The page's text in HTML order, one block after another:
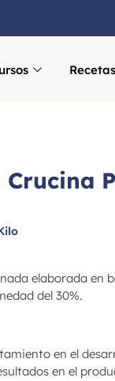
Recetas
Crucina
elaborada en
del 30%.
en el
en el